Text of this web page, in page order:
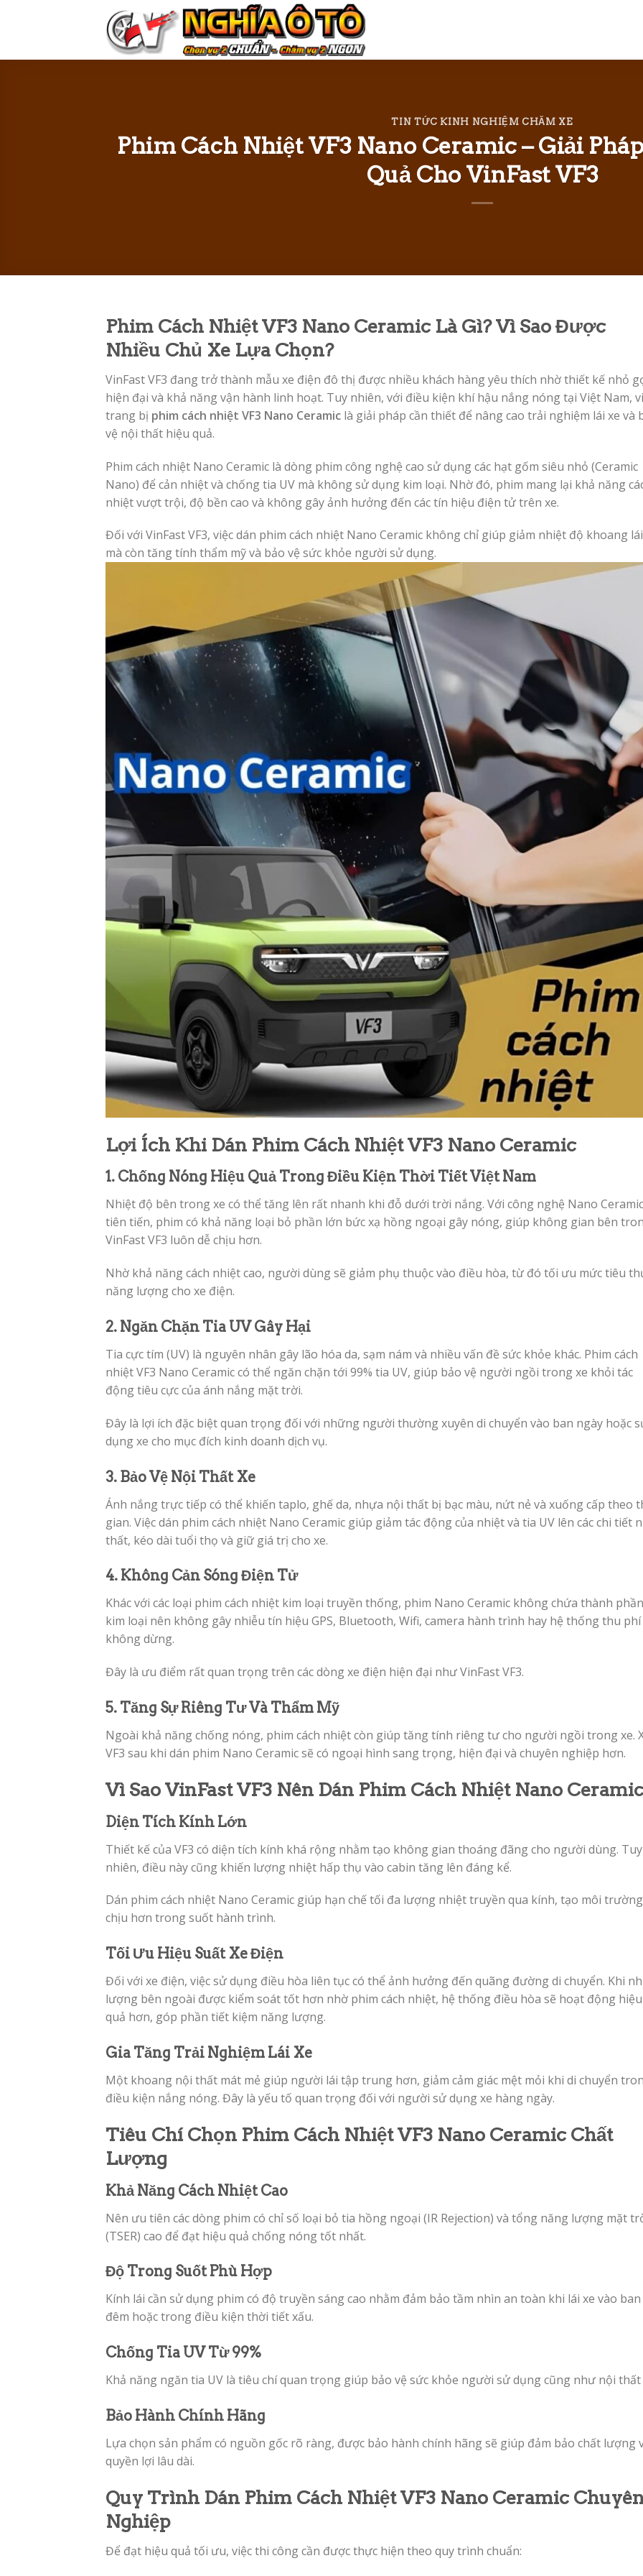
TIN TỨC KINH NGHIỆM CHĂM XE
Phim Cách Nhiệt VF3 Nano Ceramic – Giải
Quả Cho VinFast VF3
Phim Cách Nhiệt VF3 Nano Ceramic Là Gì? Vì Sao Được
Nhiều Chủ Xe Lựa Chọn?
VinFast VF3 đang trở thành mẫu xe điện đô thị được nhiều khách hàng yêu thích nhờ thiết kế nhỏ
hiện đại và khả năng vận hành linh hoạt. Tuy nhiên, với điều kiện khí hậu nắng nóng tại Việt Nam,
trang bị phim cách nhiệt VF3 Nano Ceramic là giải pháp cần thiết để nâng cao trải nghiệm lái xe và
vệ nội thất hiệu quả.
Phim cách nhiệt Nano Ceramic là dòng phim công nghệ cao sử dụng các hạt gốm siêu nhỏ (Ceramic
Nano) để cản nhiệt và chống tia UV mà không sử dụng kim loại. Nhờ đó, phim mang lại khả năng
nhiệt vượt trội, độ bền cao và không gây ảnh hưởng đến các tín hiệu điện tử trên xe.
Đối với VinFast VF3, việc dán phim cách nhiệt Nano Ceramic không chỉ giúp giảm nhiệt độ khoang lái
mà còn tăng tính thẩm mỹ và bảo vệ sức khỏe người sử dụng.
Lợi Ích Khi Dán Phim Cách Nhiệt VF3 Nano Ceramic
1. Chống Nóng Hiệu Quả Trong Điều Kiện Thời Tiết Việt Nam
Nhiệt độ bên trong xe có thể tăng lên rất nhanh khi đỗ dưới trời nắng. Với công nghệ Nano Ceramic
tiên tiến, phim có khả năng loại bỏ phần lớn bức xạ hồng ngoại gây nóng, giúp không gian bên
VinFast VF3 luôn dễ chịu hơn.
Nhờ khả năng cách nhiệt cao, người dùng sẽ giảm phụ thuộc vào điều hòa, từ đó tối ưu mức tiêu
năng lượng cho xe điện.
2. Ngăn Chặn Tia UV Gây Hại
Tia cực tím (UV) là nguyên nhân gây lão hóa da, sạm nám và nhiều vấn đề sức khỏe khác. Phim cách
nhiệt VF3 Nano Ceramic có thể ngăn chặn tới 99% tia UV, giúp bảo vệ người ngồi trong xe khỏi tác
động tiêu cực của ánh nắng mặt trời.
Đây là lợi ích đặc biệt quan trọng đối với những người thường xuyên di chuyển vào ban ngày hoặc
dụng xe cho mục đích kinh doanh dịch vụ.
3. Bảo Vệ Nội Thất Xe
Ánh nắng trực tiếp có thể khiến taplo, ghế da, nhựa nội thất bị bạc màu, nứt nẻ và xuống cấp theo
gian. Việc dán phim cách nhiệt Nano Ceramic giúp giảm tác động của nhiệt và tia UV lên các chi tiết
thất, kéo dài tuổi thọ và giữ giá trị cho xe.
4. Không Cản Sóng Điện Tử
Khác với các loại phim cách nhiệt kim loại truyền thống, phim Nano Ceramic không chứa thành phần
kim loại nên không gây nhiễu tín hiệu GPS, Bluetooth, Wifi, camera hành trình hay hệ thống thu phí
không dừng.
Đây là ưu điểm rất quan trọng trên các dòng xe điện hiện đại như VinFast VF3.
5. Tăng Sự Riêng Tư Và Thẩm Mỹ
Ngoài khả năng chống nóng, phim cách nhiệt còn giúp tăng tính riêng tư cho người ngồi trong xe.
VF3 sau khi dán phim Nano Ceramic sẽ có ngoại hình sang trọng, hiện đại và chuyên nghiệp hơn.
Vì Sao VinFast VF3 Nên Dán Phim Cách Nhiệt Nano
Diện Tích Kính Lớn
Thiết kế của VF3 có diện tích kính khá rộng nhằm tạo không gian thoáng đãng cho người dùng. Tuy
nhiên, điều này cũng khiến lượng nhiệt hấp thụ vào cabin tăng lên đáng kể.
Dán phim cách nhiệt Nano Ceramic giúp hạn chế tối đa lượng nhiệt truyền qua kính, tạo môi
chịu hơn trong suốt hành trình.
Tối Ưu Hiệu Suất Xe Điện
Đối với xe điện, việc sử dụng điều hòa liên tục có thể ảnh hưởng đến quãng đường di chuyển. Khi
lượng bên ngoài được kiểm soát tốt hơn nhờ phim cách nhiệt, hệ thống điều hòa sẽ hoạt động hiệu
quả hơn, góp phần tiết kiệm năng lượng.
Gia Tăng Trải Nghiệm Lái Xe
Một khoang nội thất mát mẻ giúp người lái tập trung hơn, giảm cảm giác mệt mỏi khi di chuyển
điều kiện nắng nóng. Đây là yếu tố quan trọng đối với người sử dụng xe hàng ngày.
Tiêu Chí Chọn Phim Cách Nhiệt VF3 Nano Ceramic Chất
Lượng
Khả Năng Cách Nhiệt Cao
Nên ưu tiên các dòng phim có chỉ số loại bỏ tia hồng ngoại (IR Rejection) và tổng năng lượng mặt
(TSER) cao để đạt hiệu quả chống nóng tốt nhất.
Độ Trong Suốt Phù Hợp
Kính lái cần sử dụng phim có độ truyền sáng cao nhằm đảm bảo tầm nhìn an toàn khi lái xe vào ban
đêm hoặc trong điều kiện thời tiết xấu.
Chống Tia UV Từ 99%
Khả năng ngăn tia UV là tiêu chí quan trọng giúp bảo vệ sức khỏe người sử dụng cũng như nội thất
Bảo Hành Chính Hãng
Lựa chọn sản phẩm có nguồn gốc rõ ràng, được bảo hành chính hãng sẽ giúp đảm bảo chất lượng
quyền lợi lâu dài.
Quy Trình Dán Phim Cách Nhiệt VF3 Nano Ceramic
Nghiệp
Để đạt hiệu quả tối ưu, việc thi công cần được thực hiện theo quy trình chuẩn: